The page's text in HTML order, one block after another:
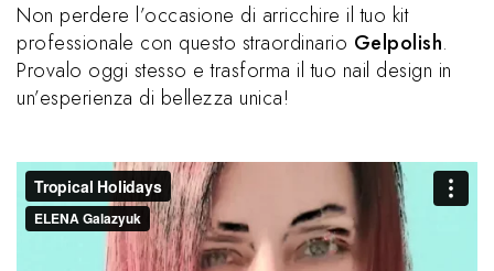
Non perdere l’occasione di arricchire il tuo kit
professionale con questo straordinario Gelpolish.
Provalo oggi stesso e trasforma il tuo nail design in
un’esperienza di bellezza unica!